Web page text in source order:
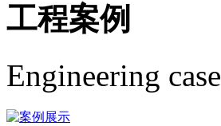
工程案例
Engineering case